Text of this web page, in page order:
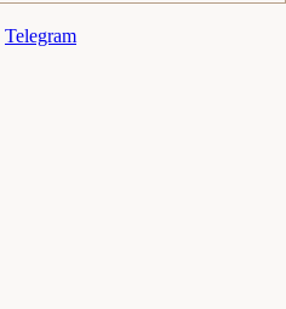
Telegram